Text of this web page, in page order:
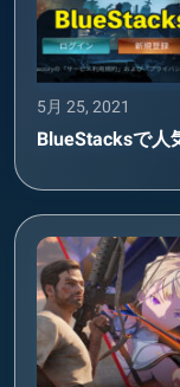
5月 25, 2021
BlueStacksで人